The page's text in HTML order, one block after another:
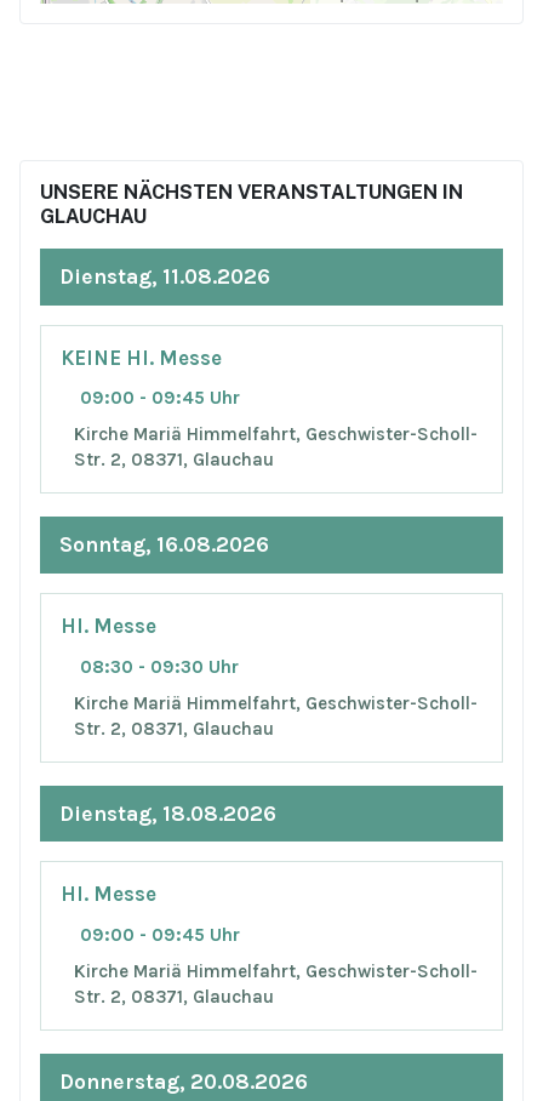
UNSERE NÄCHSTEN VERANSTALTUNGEN IN
GLAUCHAU
Dienstag, 11.08.2026
KEINE Hl. Messe
09:00 - 09:45 Uhr
Kirche Mariä Himmelfahrt, Geschwister-Scholl-
Str. 2, 08371, Glauchau
Sonntag, 16.08.2026
Hl. Messe
08:30 - 09:30 Uhr
Kirche Mariä Himmelfahrt, Geschwister-Scholl-
Str. 2, 08371, Glauchau
Dienstag, 18.08.2026
Hl. Messe
09:00 - 09:45 Uhr
Kirche Mariä Himmelfahrt, Geschwister-Scholl-
Str. 2, 08371, Glauchau
Donnerstag, 20.08.2026